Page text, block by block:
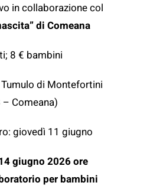
in collaborazione col
di Comeana
8 € bambini
di Montefortini
Comeana)
giovedì 11 giugno
giugno 2026ore
per bambini